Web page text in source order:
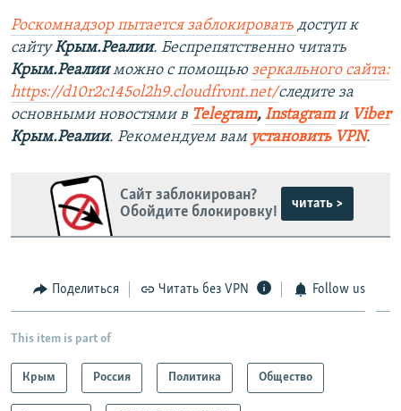
Роскомнадзор пытается заблокировать доступ к
сайтуКрым.Реалии. Беспрепятственно читать
Крым.Реалииможно с помощью зеркального сайта:
https://d10r2c145ol2h9.cloudfront.net/следите за
основными новостями в Telegram, Instagramи Viber
Крым.Реалии. Рекомендуем вам установить VPN.
Сайт заблокирован?
Обойдите блокировку!
читать >
Поделиться Читать без VPN Follow us
This item is part of
Крым Россия Политика Общество